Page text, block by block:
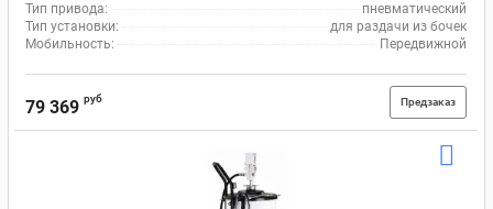
Тип привода:
пневматический
Тип установки:
для раздачи из бочек
Мобильность:
Передвижной
79 369 руб Предзаказ